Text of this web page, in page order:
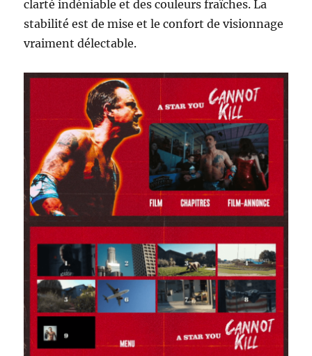
clarté indéniable et des couleurs fraîches. La
stabilité est de mise et le confort de visionnage
vraiment délectable.